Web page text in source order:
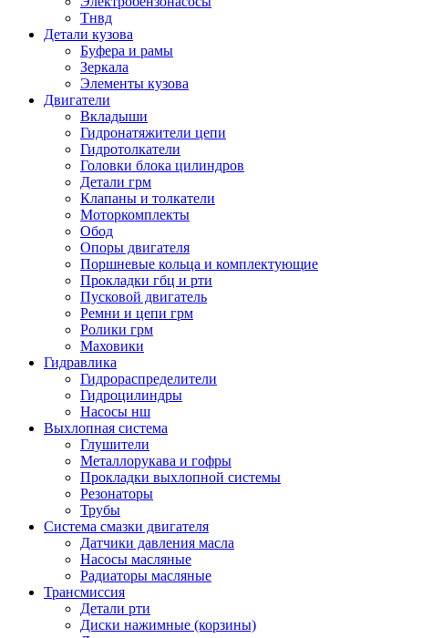
Тнвд
Детали кузова
Буфера и рамы
Зеркала
Элементы кузова
Двигатели
Вкладыши
Гидронатяжители цепи
Гидротолкатели
Головки блока цилиндров
Детали грм
Клапаны и толкатели
Моторкомплекты
Обод
Опоры двигателя
Поршневые кольца и комплектующие
Прокладки гбц и рти
Пусковой двигатель
Ремни и цепи грм
Ролики грм
Маховики
Гидравлика
Гидрораспределители
Гидроцилиндры
Насосы нш
Выхлопная система
Глушители
Металлорукава и гофры
Прокладки выхлопной системы
Резонаторы
Трубы
Система смазки двигателя
Датчики давления масла
Насосы масляные
Радиаторы масляные
Трансмиссия
Детали рти
Диски нажимные (корзины)